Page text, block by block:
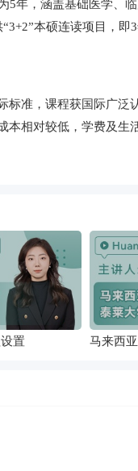
5年，涵盖基础医学、
本硕连读项目，即
准，课程获国际广
本相对较低，学费及
置 马来西